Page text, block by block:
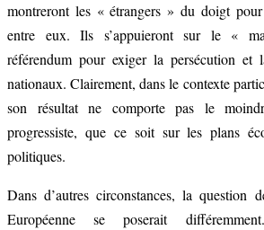
montreront les « étrangers » du doigt
entre eux. Ils s’appuieront sur le «
référendum pour exiger la persécution et
nationaux. Clairement, dans le contexte
son résultat ne comporte pas le
progressiste, que ce soit sur les plans
politiques.
Dans d’autres circonstances, la question
Européenne se poserait